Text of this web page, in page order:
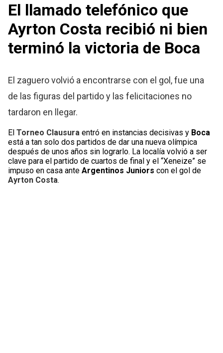
El llamado telefónico que
Ayrton Costa recibió ni bien
terminó la victoria de Boca
El zaguero volvió a encontrarse con el gol, fue una
de las figuras del partido y las felicitaciones no
tardaron en llegar.
ElTorneo Clausura entró en instancias decisivas y Boca
está a tan solo dos partidos de dar una nueva olímpica
después de unos años sin lograrlo. La localía volvió a ser
clave para el partido de cuartos de final y el “Xeneize” se
impuso en casa anteArgentinos Juniors con el gol de
Ayrton Costa.